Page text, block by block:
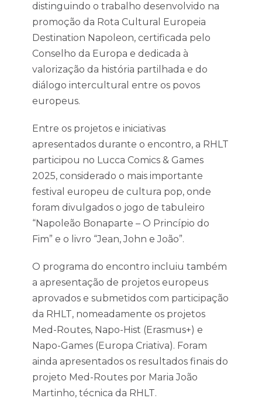
distinguindo o trabalho desenvolvido na
promoção da Rota Cultural Europeia
Destination Napoleon, certificada pelo
Conselho da Europa e dedicada à
valorização da história partilhada e do
diálogo intercultural entre os povos
europeus.
Entre os projetos e iniciativas
apresentados durante o encontro, a RHLT
participou no Lucca Comics & Games
2025, considerado o mais importante
festival europeu de cultura pop, onde
foram divulgados o jogo de tabuleiro
“Napoleão Bonaparte – O Princípio do
Fim” e o livro “Jean, John e João”.
O programa do encontro incluiu também
a apresentação de projetos europeus
aprovados e submetidos com participação
da RHLT, nomeadamente os projetos
Med-Routes, Napo-Hist (Erasmus+) e
Napo-Games (Europa Criativa). Foram
ainda apresentados os resultados finais do
projeto Med-Routes por Maria João
Martinho, técnica da RHLT.